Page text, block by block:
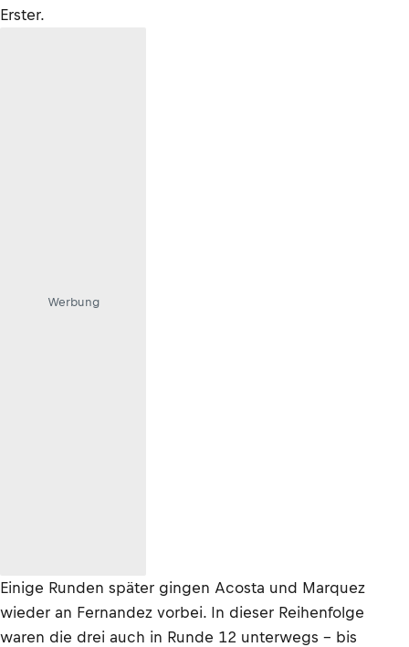
Erster.
Werbung
Einige Runden später gingen Acosta und Marquez
wieder an Fernandez vorbei. In dieser Reihenfolge
waren die drei auch in Runde 12 unterwegs – bis